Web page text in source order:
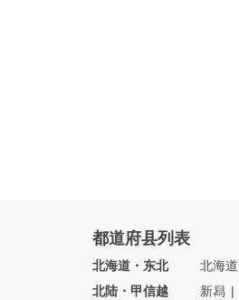
都道府县列表
北海道・东北 北海道
北陆・甲信越
新舄